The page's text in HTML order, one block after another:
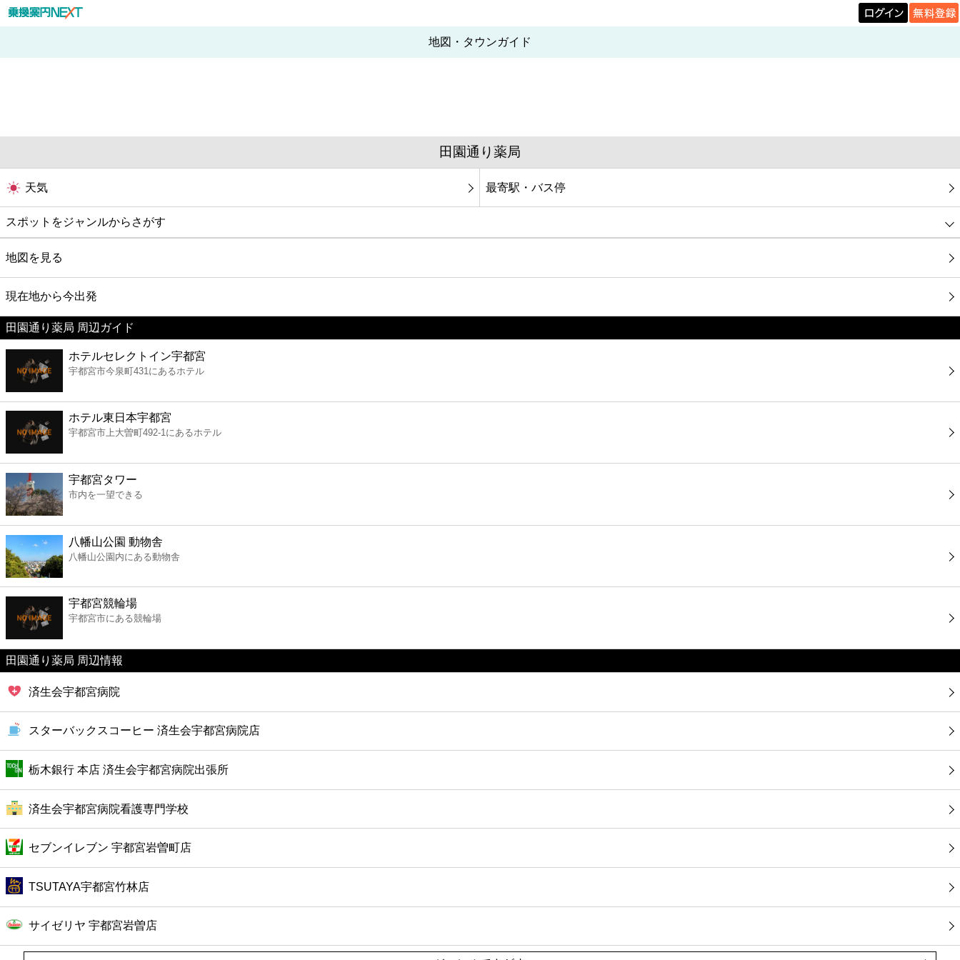
地図・タウンガイド
田園通り薬局
天気 最寄駅・バス停
スポットをジャンルからさがす
グルメ
映画
美容
コンビニ
薬局
スーパー
エンタメ
レジャー
書店
ファミレス
ファーストフード
カフェ
ショッピング
銀行
公共
病院
ホテル
地図を見る
現在地から今出発
田園通り薬局 周辺ガイド
ホテルセレクトイン宇都宮
宇都宮市今泉町431にあるホテル
ホテル東日本宇都宮
宇都宮市上大曽町492-1にあるホテル
宇都宮タワー
市内を一望できる
八幡山公園 動物舎
八幡山公園内にある動物舎
宇都宮競輪場
宇都宮市にある競輪場
田園通り薬局 周辺情報
済生会宇都宮病院
スターバックスコーヒー 済生会宇都宮病院店
栃木銀行 本店 済生会宇都宮病院出張所
済生会宇都宮病院看護専門学校
セブンイレブン 宇都宮岩曽町店
TSUTAYA宇都宮竹林店
サイゼリヤ 宇都宮岩曽店